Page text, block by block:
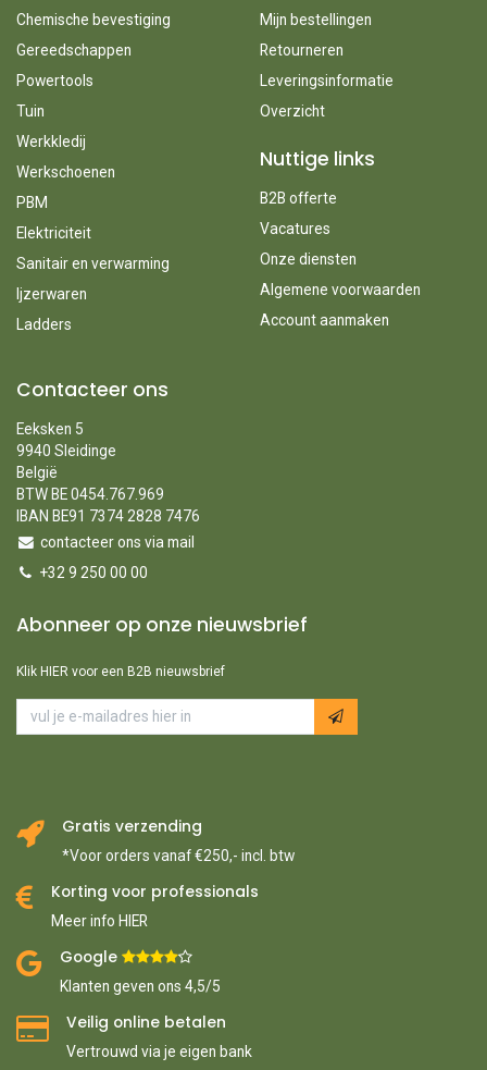
Chemische bevestiging
Gereedschappen
Powertools
Tuin
Werkkledij
Werkschoenen
PBM
Elektriciteit
Sanitair en verwarming
Ijzerwaren
Ladders
Mijn bestellingen
Retourneren
Leveringsinformatie
Overzicht
Nuttige links
B2B offerte
Vacatures
Onze diensten
Algemene voorwaarden
Account aanmaken
Contacteer ons
Eeksken 5
9940 Sleidinge
België
BTW BE 0454.767.969
IBAN BE91 7374 2828 7476
contacteer ons via mail
+32 9 250 00 00
Abonneer op onze nieuwsbrief
Klik HIER voor een B2B nieuwsbrief
Gratis verzending
*Voor orders vanaf €250,- incl. btw
Korting voor professionals
Meer info HIER
Google ​
Klanten geven ons 4,5/5
Veilig online betalen
Vertrouwd via je eigen bank